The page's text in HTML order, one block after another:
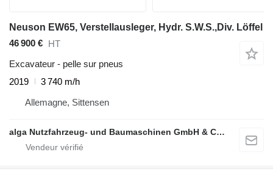
Neuson EW65, Verstellausleger, Hydr. S.W.S.,Div. Löffel
46 900 € HT
Excavateur - pelle sur pneus
2019
3 740 m/h
Allemagne, Sittensen
alga Nutzfahrzeug- und Baumaschinen GmbH & Co. KG